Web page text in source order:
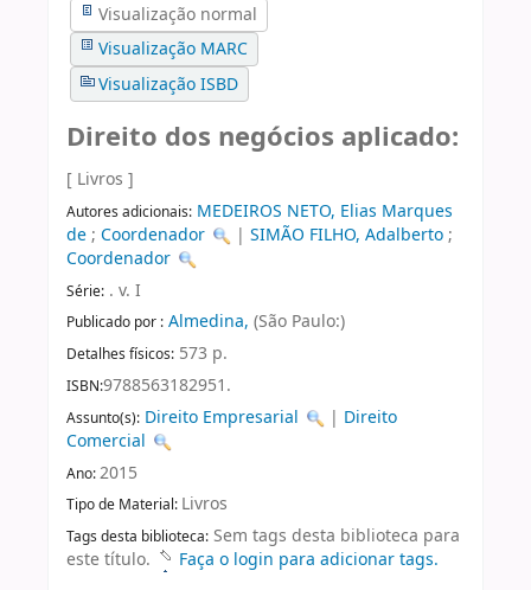
Visualização normal
Visualização MARC
Visualização ISBD
Direito dos negócios aplicado:
[ Livros ]
Autores adicionais: MEDEIROS NETO, Elias Marques
de; Coordenador |SIMÃO FILHO, Adalberto;
Coordenador
Série: . v. I
Publicado por : Almedina, (São Paulo:)
Detalhes físicos: 573 p.
ISBN:9788563182951.
Assunto(s): Direito Empresarial | Direito
Comercial
Ano:2015
Tipo de Material: Livros
Tags desta biblioteca: Sem tags desta biblioteca para
este título.
Faça o login para adicionar tags.